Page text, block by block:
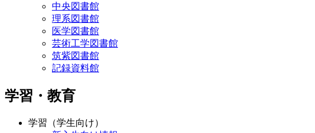
中央図書館
理系図書館
医学図書館
芸術工学図書館
筑紫図書館
記録資料館
学習・教育
学習（学生向け）